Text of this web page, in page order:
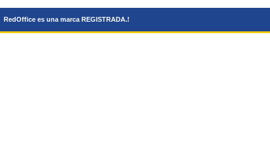
RedOffice es una marca REGISTRADA.!